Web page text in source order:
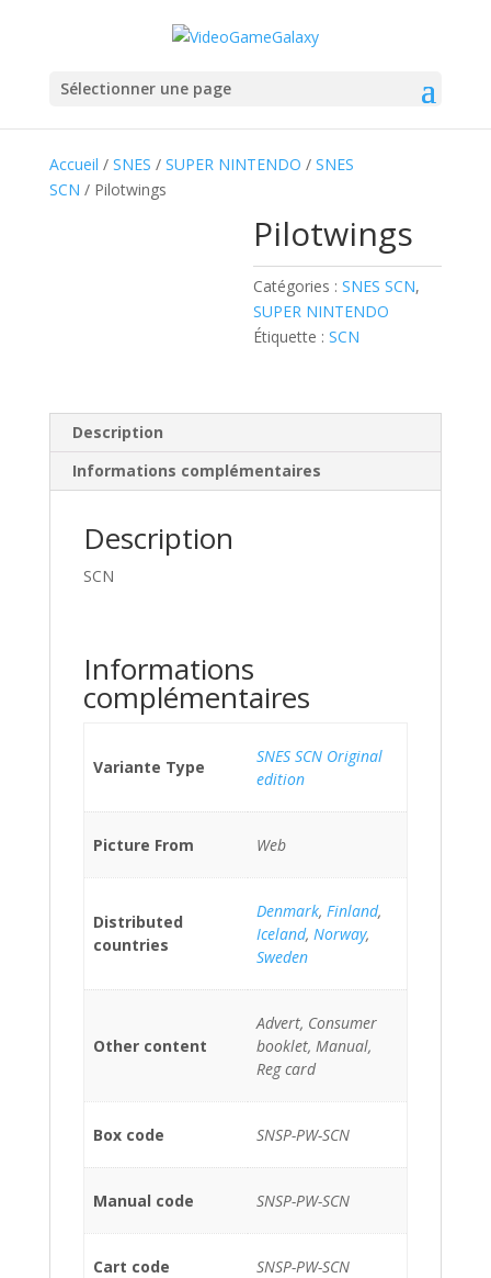
Sélectionner une page
Accueil / SNES / SUPER NINTENDO / SNES
SCN / Pilotwings
Pilotwings
Catégories :SNES SCN,
SUPER NINTENDO
Étiquette :SCN
Description
Informations complémentaires
Description
SCN
Informations
complémentaires
Variante Type
SNES SCN Original
edition
Picture From Web
Distributed
countries
Denmark, Finland,
Iceland, Norway,
Sweden
Other content
Advert, Consumer
booklet, Manual,
Reg card
Box code SNSP-PW-SCN
Manual code SNSP-PW-SCN
Cart code SNSP-PW-SCN